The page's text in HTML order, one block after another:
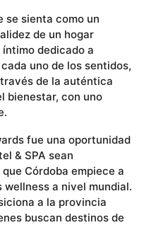
se sienta como un
de un hogar
dedicado a
uno de los sentidos,
de la auténtica
bienestar, con uno
fue una oportunidad
& SPA sean
Córdoba empiece a
a nivel mundial.
a la provincia
buscan destinos de